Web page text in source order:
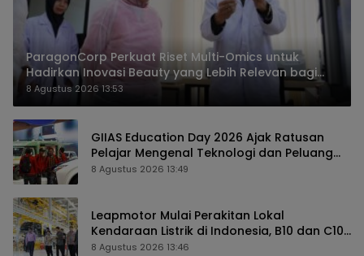
ParagonCorp Perkuat Riset Multi-Omics untuk
Hadirkan Inovasi Beauty yang Lebih Relevan bagi
Masyarakat Indonesia
8 Agustus 2026 13:53
GIIAS Education Day 2026 Ajak Ratusan
Pelajar Mengenal Teknologi dan Peluang
Karier Industri Otomotif
8 Agustus 2026 13:49
Leapmotor Mulai Perakitan Lokal
Kendaraan Listrik di Indonesia, B10 dan C10
Jadi Model Perdana
8 Agustus 2026 13:46